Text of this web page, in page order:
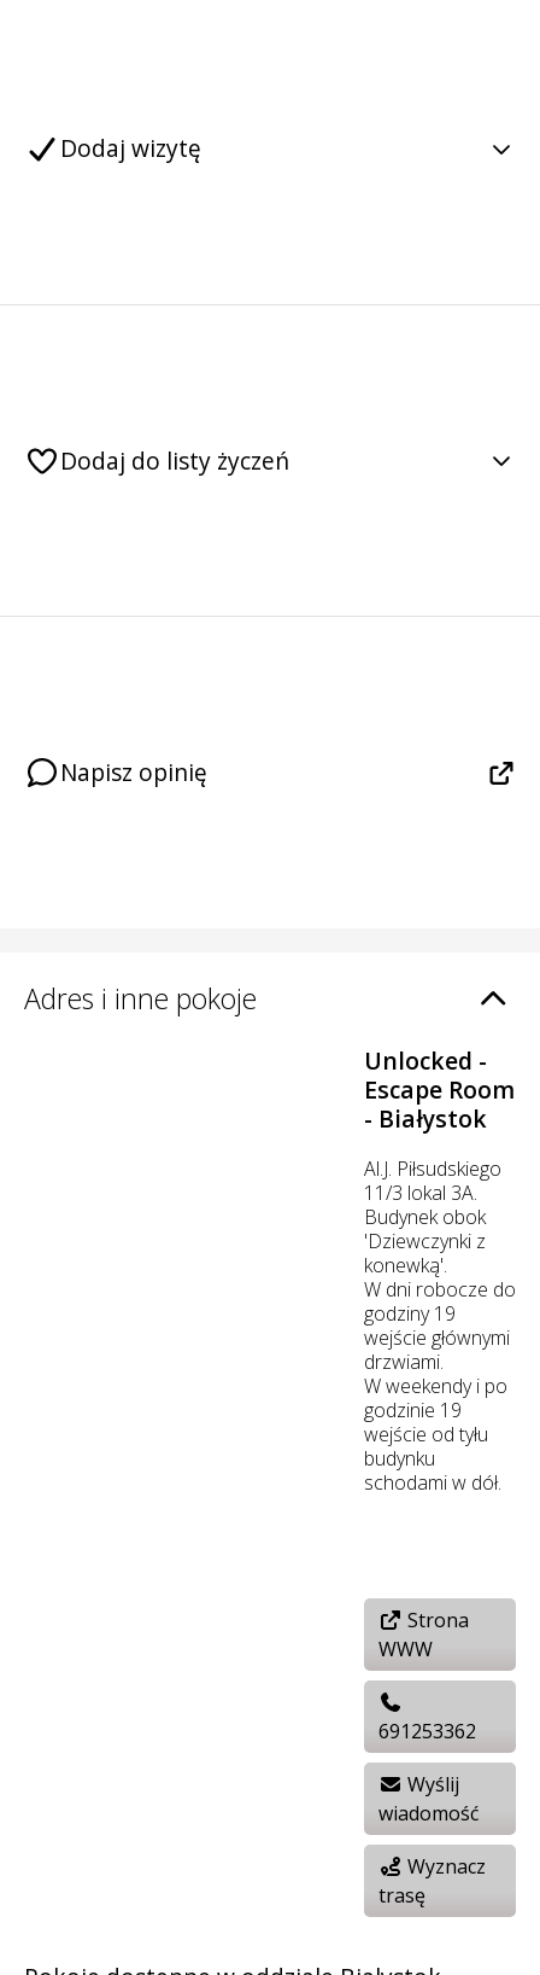
Dodaj wizytę
Dodaj do listy życzeń
Napisz opinię
Adres i inne pokoje
Unlocked -
Escape Room
- Białystok
Al.J. Piłsudskiego
11/3 lokal 3A.
Budynek obok
'Dziewczynki z
konewką'.
W dni robocze do
godziny 19
wejście głównymi
drzwiami.
W weekendy i po
godzinie 19
wejście od tyłu
budynku
schodami w dół.
Strona
WWW
691253362
Wyślij
wiadomość
Wyznacz
trasę